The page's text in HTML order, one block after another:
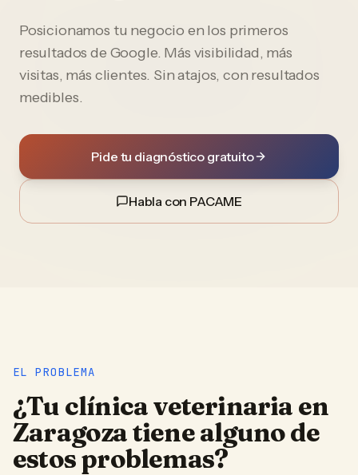
Posicionamos tu negocio en los primeros
resultados de Google. Más visibilidad, más
visitas, más clientes. Sin atajos, con resultados
medibles.
Pide tu diagnóstico gratuito
Habla con PACAME
EL PROBLEMA
¿Tu clínica veterinaria en
Zaragozatiene alguno de
estos problemas?